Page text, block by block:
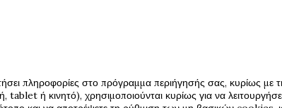
πληροφορίες στο πρόγραμμα περιήγησής σας, κυρίως
ή κινητό), χρησιμοποιούνται κυρίως για να